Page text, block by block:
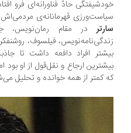
حادّ فناورانه‌ای فرو افتاده
قهرمانانه‌ی مردمی‌اش در
در مقام رمان‌نویس،
فیلسوف، روشنفکر
افراد دافعه داشت تا جاذبه.
ارجاع و نقل‌قول از او بود اما
کمتر از همه خوانده و تحلیل می‌شد.